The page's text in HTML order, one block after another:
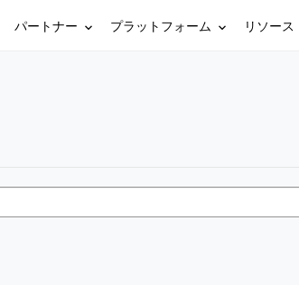
パートナー プラットフォーム リソース